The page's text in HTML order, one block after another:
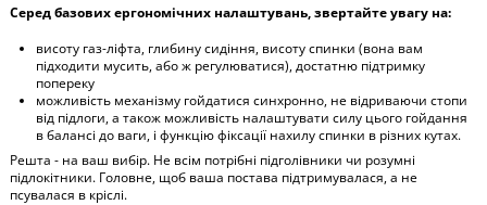
Серед базових ергономічних налаштувань, звертайте увагу на:
висоту газ-ліфта, глибину сидіння, висоту спинки (вона вам
підходити мусить, або ж регулюватися), достатню підтримку
попереку
можливість механізму гойдатися синхронно, не відриваючи стопи
від підлоги, а також можливість налаштувати силу цього гойдання
в балансі до ваги, і функцію фіксації нахилу спинки в різних кутах.
Решта - на ваш вибір. Не всім потрібні підголівники чи розумні
підлокітники. Головне, щоб ваша постава підтримувалася, а не
псувалася в кріслі.